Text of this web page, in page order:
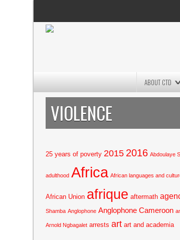
ABOUT CTD
VIOLENCE
25 years of poverty 2015 2016 Abdoulaye
adulthood Africa African languages and
African Union afrique aftermath
Shamba Anglophone Anglophone Cameroon
Arnold Ngbagalet arrests art art and academia